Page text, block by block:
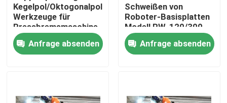
Zu Hause
Über uns
Kegelpol/Oktogonalpol
Werkzeuge für
Pressbremsmaschine
Anfrage absenden
Schweißen von
Roboter-Basisplatten
Modell RW-120/300
Anfrage absenden